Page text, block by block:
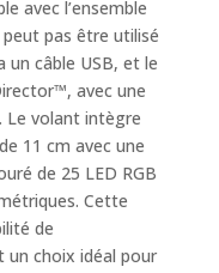
avec l’ensemble
peut pas être utilisé
un câble USB, et le
avec une
Le volant intègre
11 cm avec une
de 25 LED RGB
Cette
de
choix idéal pour